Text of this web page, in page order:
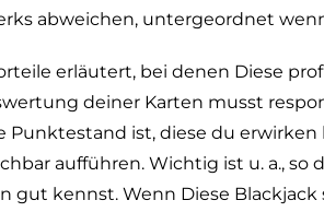
abweichen, untergeordnet
erläutert, bei denen Diese
deiner Karten musst
Punktestand ist, diese du
aufführen. Wichtig ist u. a., so
kennst. Wenn Diese Blackjack